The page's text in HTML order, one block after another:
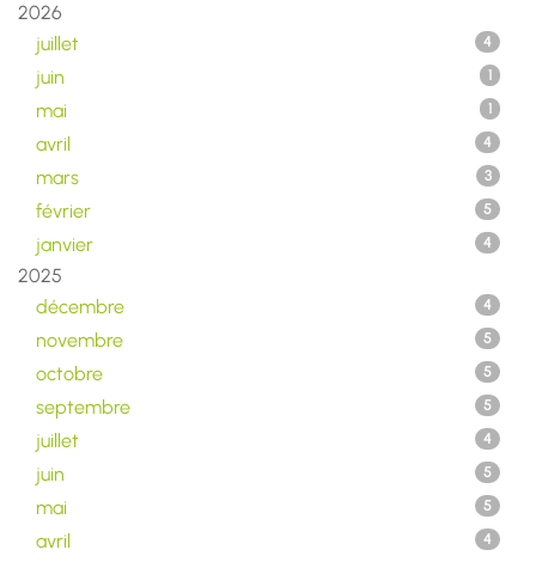
2026
juillet
4
juin 1
mai 1
avril 4
mars 3
février 5
janvier 4
2025
décembre
4
novembre 5
octobre 5
septembre 5
juillet 4
juin 5
mai 5
avril 4